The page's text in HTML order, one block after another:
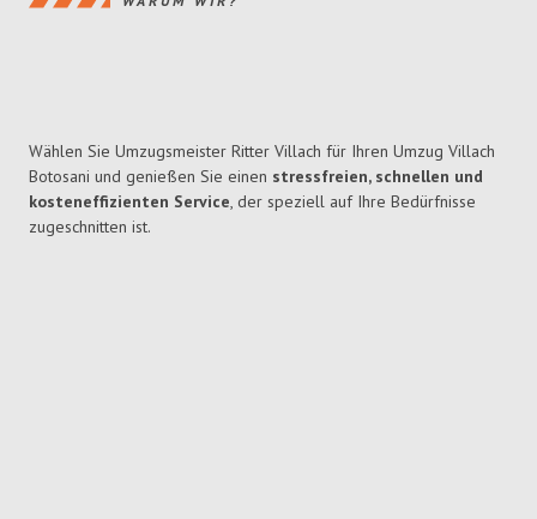
Wählen Sie Umzugsmeister Ritter Villach für Ihren Umzug Villach
Botosani und genießen Sie einen stressfreien, schnellen und
kosteneffizienten Service, der speziell auf Ihre Bedürfnisse
zugeschnitten ist.